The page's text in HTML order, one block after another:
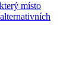
místo